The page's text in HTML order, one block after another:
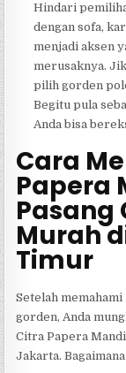
Hindari
dengan sofa,
menjadi aksen
merusaknya.
pilih gorden
Begitu pula
Anda bisa
Cara
Papera
Pasang
Murah
Timur
Setelah
gorden, Anda
Citra Papera
Jakarta.